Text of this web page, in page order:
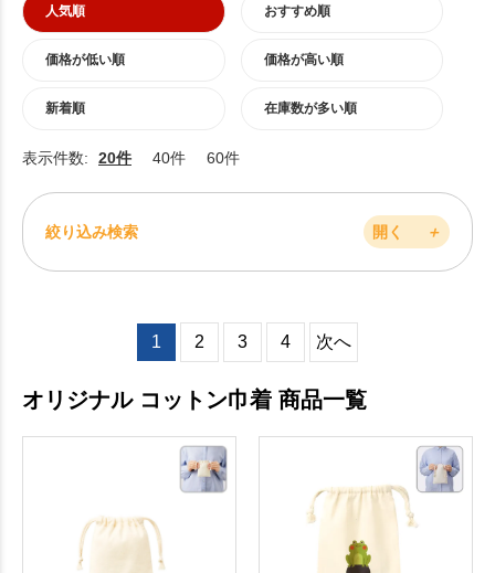
人気順 おすすめ順
価格が低い順 価格が高い順
新着順 在庫数が多い順
表示件数: 20件 40件 60件
絞り込み検索 開く ＋
1 2 3 4 次へ
オリジナル コットン巾着 商品一覧